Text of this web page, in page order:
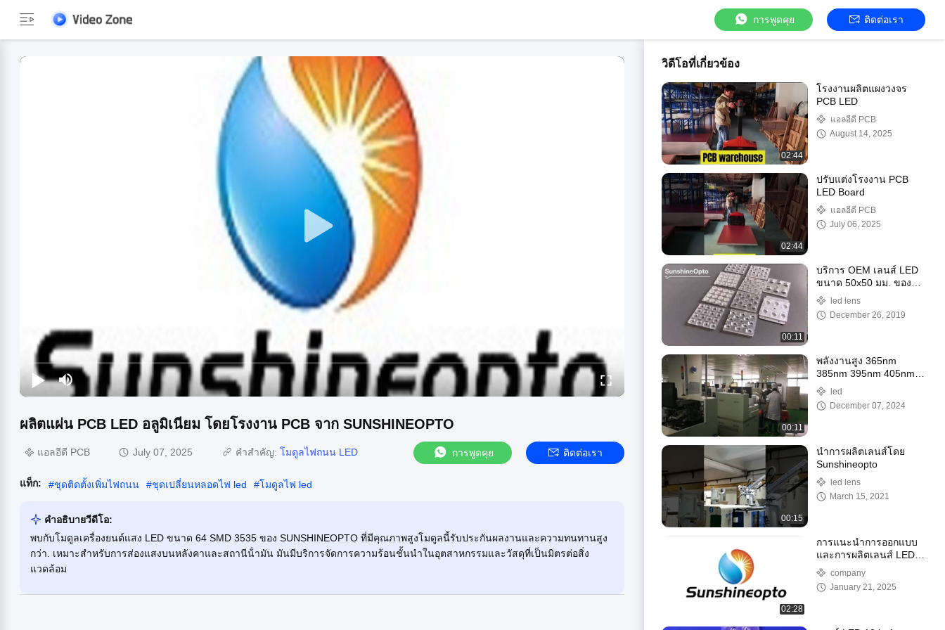
การพูดคุย ติดต่อเรา
ผลิตแผ่น PCB LED อลูมิเนียม โดยโรงงาน PCB จาก SUNSHINEOPTO
แอลอีดี PCB July 07, 2025 คำสำคัญ: โมดูลไฟถนน LED การพูดคุย ติดต่อเรา
แท็ก: #ชุดติดตั้งเพิ่มไฟถนน #ชุดเปลี่ยนหลอดไฟ led #โมดูลไฟ led
คําอธิบายวีดีโอ:
พบกับโมดูลเครื่องยนต์แสง LED ขนาด 64 SMD 3535 ของ SUNSHINEOPTO ที่มีคุณภาพสูงโมดูลนี้รับประกันผลงานและความทนทานสูง
กว่า. เหมาะสําหรับการส่องแสงบนหลังคาและสถานีน้ํามัน มันมีบริการจัดการความร้อนชั้นนําในอุตสาหกรรมและวัสดุที่เป็นมิตรต่อสิ่ง
แวดล้อม
วิดีโอที่เกี่ยวข้อง
02:44
โรงงานผลิตแผงวงจร
PCB LED
แอลอีดี PCB
August 14, 2025
02:44
ปรับแต่งโรงงาน PCB
LED Board
แอลอีดี PCB
July 06, 2025
00:11
บริการ OEM เลนส์ LED
ขนาด 50x50 มม. ของ
SunshineOpto
led lens
December 26, 2019
00:11
พลังงานสูง 365nm
385nm 395nm 405nm
UV LED CHIP 3535 LED
3W 5W 10W smd LED
ชิปสําหรับการรักษา UV
led
December 07, 2024
00:15
นำการผลิตเลนส์โดย
Sunshineopto
led lens
March 15, 2021
02:28
การแนะนําการออกแบบ
และการผลิตเลนส์ LED
Sunshineopto
company
January 21, 2025